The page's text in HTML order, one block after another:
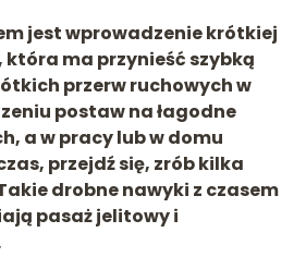
jest wprowadzenie krótkiej
która ma przynieść szybką
przerw ruchowych w
postaw na łagodne
a w pracy lub w domu
przejdź się, zrób kilka
drobne nawyki z czasem
pasaż jelitowy i